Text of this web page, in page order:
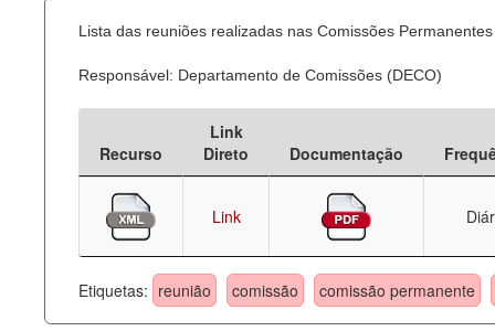
Lista das reuniões realizadas nas Comissões
Responsável: Departamento de Comissões (DECO)
Recurso
Link
Direto
Documentação
Link
Etiquetas: reunião comissão comissão permanente